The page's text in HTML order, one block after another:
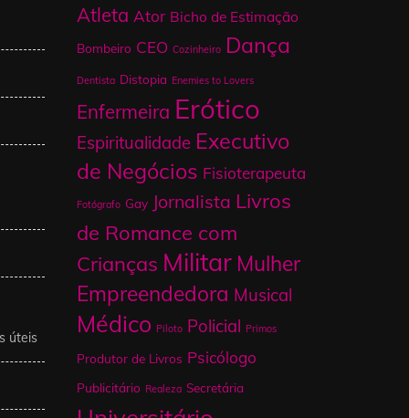
úteis
Atleta Ator Bicho de Estimação
Bombeiro CEO Cozinheiro Dança
Dentista Distopia Enemies to Lovers
Enfermeira Erótico
Espiritualidade Executivo
de Negócios Fisioterapeuta
Fotógrafo Gay Jornalista Livros
de Romance com
Crianças Militar Mulher
Empreendedora Musical
Médico Piloto Policial Primos
Produtor de Livros Psicólogo
Publicitário Realeza Secretária